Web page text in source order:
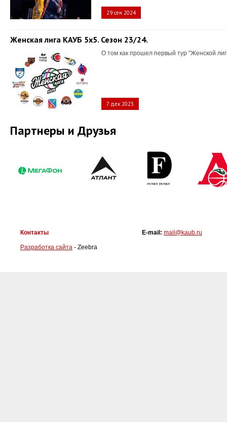
29 сен 2024
Женская лига КАУБ 5х5. Сезон 23/24.
О том как прошел первый тур "Женской
7 дек 2023
Партнеры и Друзья
Контакты
Разработка сайта - Zeebra
E-mail: mail@kaub.ru